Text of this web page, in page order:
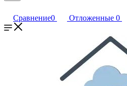
Сравнение0 Отложенные 0